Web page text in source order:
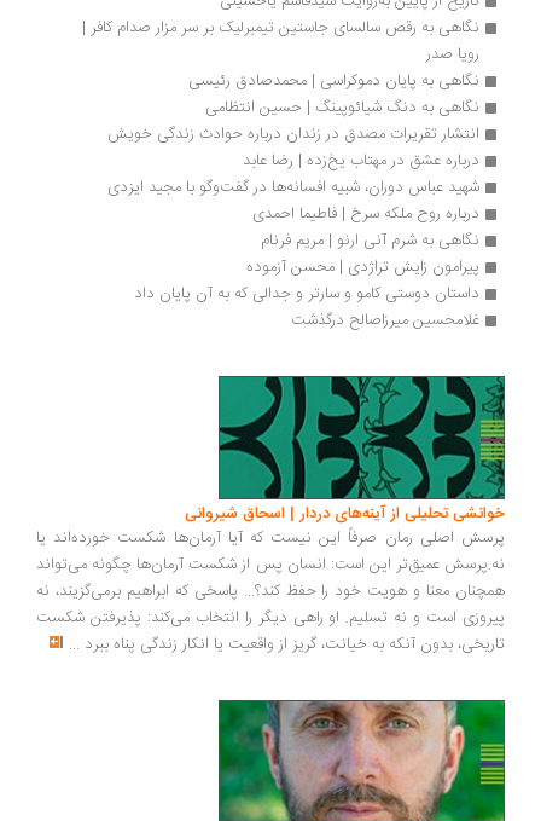
نگاهی به رقص سالسای جاستین تیمبرلیک بر سر مزار صدام کافر |
رویا صدر
نگاهی به پایان دموکراسی | محمدصادق رئیسی
نگاهی به دنگ شیائوپینگ | حسین انتظامی
انتشار تقریرات مصدق در زندان درباره حوادث زندگی خویش
درباره عشق در مهتاب یخ‌زده | رضا عابد
شهید عباس دوران، شبیه افسانه‌ها در گفت‌وگو با مجید ایزدی
درباره روح ملکه سرخ | فاطیما احمدی
نگاهی به شرم آنی ارنو | مریم فرنام
پیرامون زایش تراژدی | محسن آزموده
داستان دوستی کامو و سارتر و جدالی که به آن پایان داد
غلامحسین میرزاصالح درگذشت
تحلیلی از آینه‌های دردار | اسحاق شیروانی
اصلی رمان صرفاً این نیست که آیا آرمان‌ها شکست خورده‌اند یا
عمیق‌تر این است: انسان پس از شکست آرمان‌ها چگونه می‌تواند
معنا و هویت خود را حفظ کند؟... پاسخی که ابراهیم برمی‌گزیند، نه
است و نه تسلیم. او راهی دیگر را انتخاب می‌کند: پذیرفتن شکست
بدون آنکه به خیانت، گریز از واقعیت یا انکار زندگی پناه ببرد...